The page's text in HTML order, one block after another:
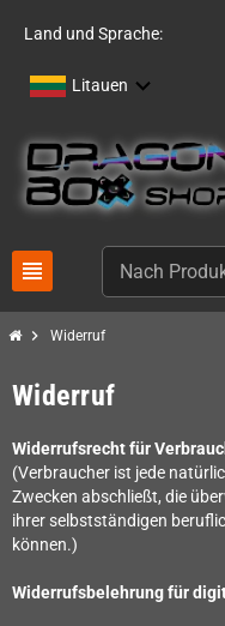
Land und Sprache:
Litauen
view_headline
chevron_right Widerruf
Widerruf
Widerrufsrecht für
(Verbraucher ist jede
Zwecken abschließt, die
ihrer selbstständigen
können.)
Widerrufsbelehrung für